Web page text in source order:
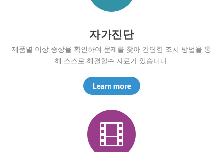
자가진단
제품별 이상 증상을 확인하여 문제를 찾아 간단한 조치 방법을 통
해 스스로 해결할수 자료가 있습니다.
